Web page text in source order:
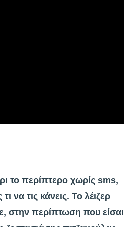
το περίπτερο χωρίς sms,
να τις κάνεις. Το λέιζερ
στην περίπτωση που είσαι